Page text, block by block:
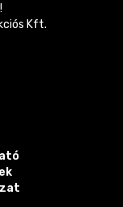
Kft.